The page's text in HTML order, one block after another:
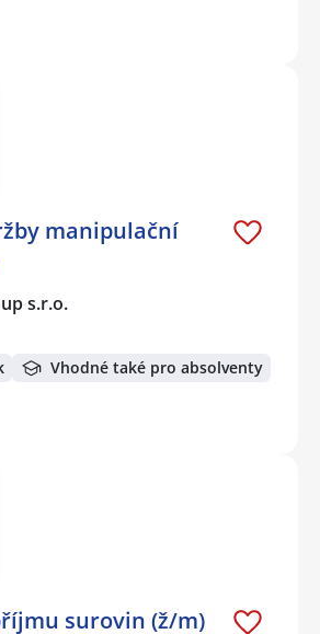
manipulační
s.r.o.
Vhodné také pro absolventy
surovin (ž/m)